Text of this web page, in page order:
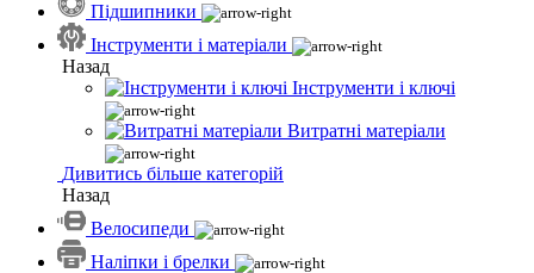
Підшипники
Інструменти і матеріали
Назад
Інструменти і ключі
Витратні матеріали
Дивитись більше категорій
Назад
Велосипеди
Наліпки і брелки